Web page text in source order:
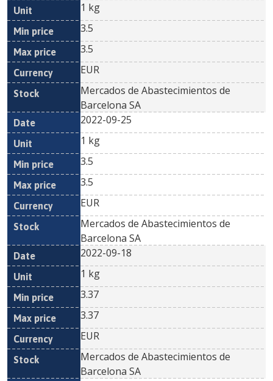
1 kg
3.5
3.5
EUR
Mercados de Abastecimientos de
Barcelona SA
2022-09-25
1 kg
3.5
3.5
EUR
Mercados de Abastecimientos de
Barcelona SA
2022-09-18
1 kg
3.37
3.37
EUR
Mercados de Abastecimientos de
Barcelona SA